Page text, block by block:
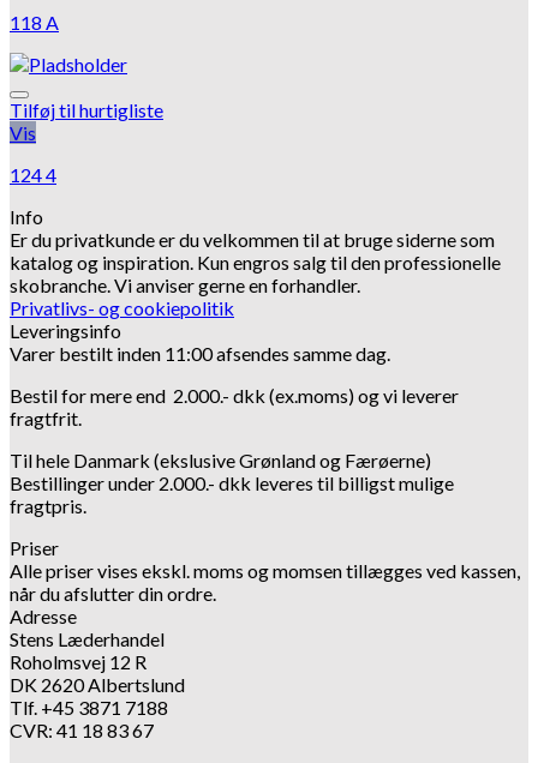
118 A
Tilføj til hurtigliste
Vis
124 4
Info
Er du privatkunde er du velkommen til at bruge siderne som
katalog og inspiration. Kun engros salg til den professionelle
skobranche.Vi anviser gerne en forhandler.
Privatlivs- og cookiepolitik
Leveringsinfo
Varer bestilt inden 11:00 afsendes samme dag.
Bestil for mere end 2.000.- dkk (ex.moms) og vi leverer
fragtfrit.
Til hele Danmark (ekslusive Grønland og Færøerne)
Bestillinger under 2.000.- dkk leveres til billigst mulige
fragtpris.
Priser
Alle priser vises ekskl. moms og momsen tillægges ved kassen,
når du afslutter din ordre.
Adresse
Stens Læderhandel
Roholmsvej 12 R
DK 2620 Albertslund
Tlf. +45 3871 7188
CVR: 41 18 83 67